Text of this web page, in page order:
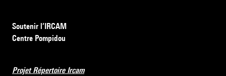
Soutenir l’IRCAM
Centre Pompidou
Projet Répertoire Ircam